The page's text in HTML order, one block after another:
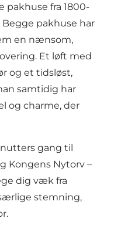
pakhuse fra 1800-
pakhuse har
en nænsom,
Et løft med
og et tidsløst,
samtidig har
og charme, der
gang til
Kongens Nytorv –
dig væk fra
stemning,